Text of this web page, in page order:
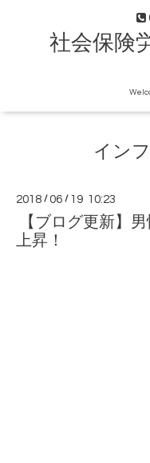
社会保険
イン
2018 /06 / 19 10:23
【ブログ更新】
上昇！